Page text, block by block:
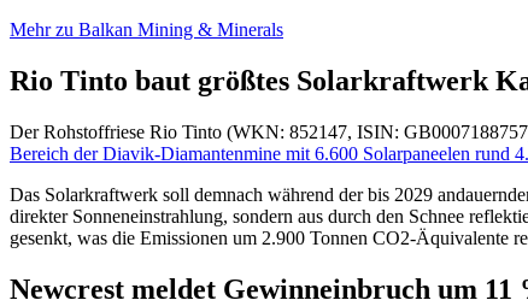
Mehr zu Balkan Mining & Minerals
Rio Tinto baut größtes Solarkraftwerk
Der Rohstoffriese Rio Tinto (WKN: 852147, ISIN:
Bereich der Diavik-Diamantenmine mit 6.600 Solarpaneelen rund
Das Solarkraftwerk soll demnach während der bis 2029
direkter Sonneneinstrahlung, sondern aus durch den Schnee
gesenkt, was die Emissionen um 2.900 Tonnen CO2-Äquivalente
Newcrest meldet Gewinneinbruch um 11